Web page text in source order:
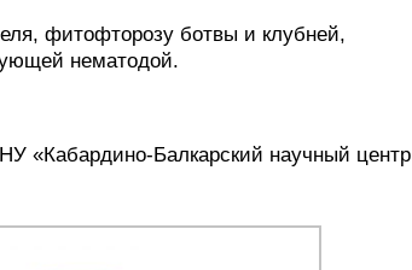
фитофторозу ботвы и клубней,
нематодой.
«Кабардино-Балкарский научный центр